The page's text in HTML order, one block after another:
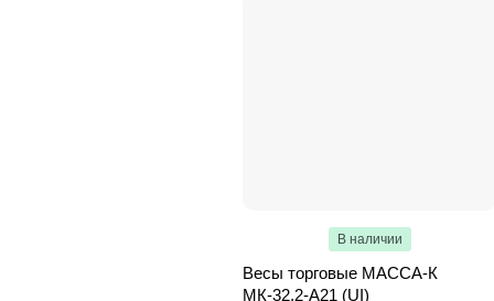
В наличии
Весы торговые МАССА-К
МК-32.2-А21 (UI)